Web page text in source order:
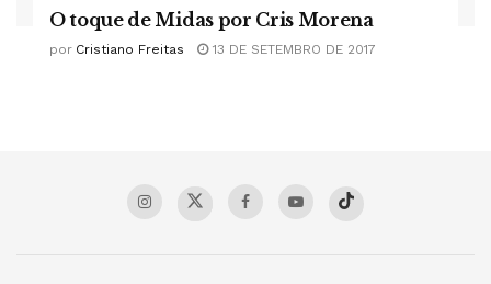
O toque de Midas por Cris Morena
por Cristiano Freitas 13 DE SETEMBRO DE 2017